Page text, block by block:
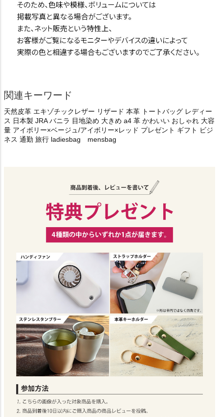
関連キーワード
天然皮革 エキゾチックレザー リザード 本革 トートバッグ レディー
ス 日本製 JRA バニラ 目地染め 大きめ a4 革 かわいい おしゃれ 大容
量 アイボリー×ベージュ/アイボリー×レッド プレゼント ギフト ビジ
ネス 通勤 旅行 ladiesbag mensbag